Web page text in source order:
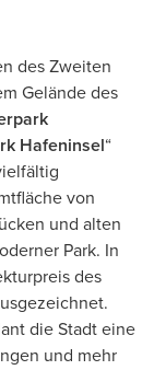
des Zweiten
Gelände des
Hafeninsel“
von
und alten
Park. In
des
die Stadt eine
und mehr